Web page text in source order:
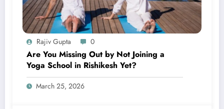
Rajiv Gupta 0
Are You Missing Out by Not Joining a
Yoga School in Rishikesh Yet?
March 25, 2026